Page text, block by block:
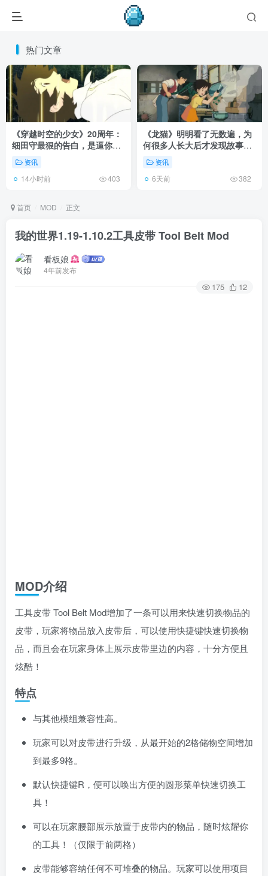
热门文章
《穿越时空的少女》20周年：
细田守最狠的告白，是逼你承
认有些夏天回不去了！
资讯
14小时前 403
《龙猫》明明看了无数遍，为
何很多人长大后才发现故事根
本不在 1988 年！
资讯
6天前 382
首页 MOD 正文
我的世界1.19-1.10.2工具皮带 Tool Belt Mod
看板娘
4年前发布
175 12
MOD介绍
工具皮带 Tool Belt Mod增加了一条可以用来快速切换物品的
皮带，玩家将物品放入皮带后，可以使用快捷键快速切换物
品，而且会在玩家身体上展示皮带里边的内容，十分方便且
炫酷！
特点
与其他模组兼容性高。
玩家可以对皮带进行升级，从最开始的2格储物空间增加
到最多9格。
默认快捷键R，便可以唤出方便的圆形菜单快速切换工
具！
可以在玩家腰部展示放置于皮带内的物品，随时炫耀你
的工具！（仅限于前两格）
皮带能够容纳任何不可堆叠的物品。玩家可以使用项目